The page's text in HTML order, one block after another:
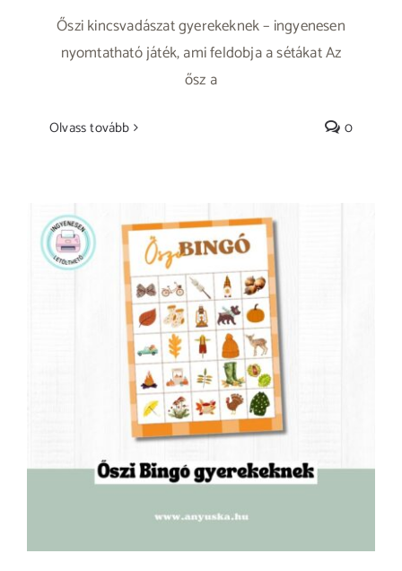
Őszi kincsvadászat gyerekeknek – ingyenesen
nyomtatható játék, ami feldobja a sétákat Az
ősz a
Olvass tovább 0
Őszi Bingó gyerekeknek – ingyenesen
nyomtatható játék családi kalandokhoz –